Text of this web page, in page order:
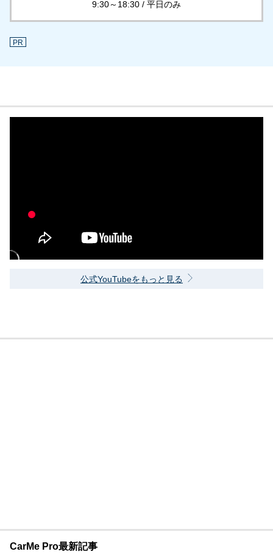
9:30～18:30 / 平日のみ
PR
公式YouTubeをもっと見る
CarMe Pro最新記事